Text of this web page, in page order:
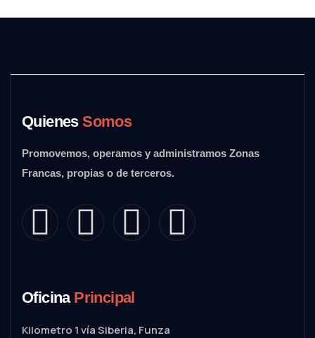
QuienesSomos
Promovemos, operamos y administramos Zonas
Francas, propias o de terceros.
Oficina Principal
Kilometro 1 vía Siberia, Funza